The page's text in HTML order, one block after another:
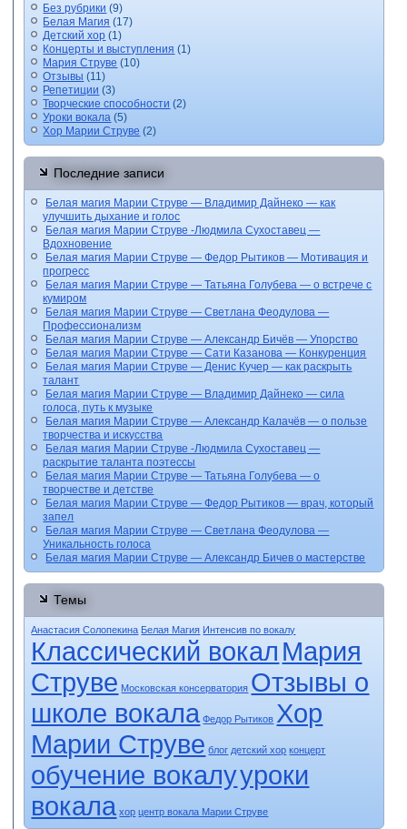
Без рубрики (9)
Белая Магия (17)
Детский хор (1)
Концерты и выступления (1)
Мария Струве (10)
Отзывы (11)
Репетиции (3)
Творческие способности (2)
Уроки вокала (5)
Хор Марии Струве (2)
Последние записи
Белая магия Марии Струве — Владимир Дайнеко — как
улучшить дыхание и голос
Белая магия Марии Струве -Людмила Сухоставец —
Вдохновение
Белая магия Марии Струве — Федор Рытиков — Мотивация и
прогресс
Белая магия Марии Струве — Татьяна Голубева — о встрече с
кумиром
Белая магия Марии Струве — Светлана Феодулова —
Профессионализм
Белая магия Марии Струве — Александр Бичёв — Упорство
Белая магия Марии Струве — Сати Казанова — Конкуренция
Белая магия Марии Струве — Денис Кучер — как раскрыть
талант
Белая магия Марии Струве — Владимир Дайнеко — сила
голоса, путь к музыке
Белая магия Марии Струве — Александр Калачёв — о пользе
творчества и искусства
Белая магия Марии Струве -Людмила Сухоставец —
раскрытие таланта поэтессы
Белая магия Марии Струве — Татьяна Голубева — о
творчестве и детстве
Белая магия Марии Струве — Федор Рытиков — врач, который
запел
Белая магия Марии Струве — Светлана Феодулова —
Уникальность голоса
Белая магия Марии Струве — Александр Бичев о мастерстве
Темы
Анастасия Солопекина Белая Магия Интенсив по вокалу
Классический вокал Мария
Струве Московская консерватория Отзывы о
школе вокала Федор Рытиков Хор
Марии Струве блог детский хор концерт
обучение вокалууроки
вокала хор центр вокала Марии Струве